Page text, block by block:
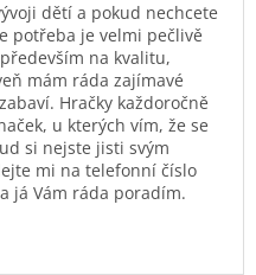
dětí a pokud nechcete
potřeba je velmi pečlivě
na kvalitu,
mám ráda zajímavé
Hračky každoročně
u kterých vím, že se
si nejste jisti svým
mi na telefonní číslo
já Vám ráda poradím.